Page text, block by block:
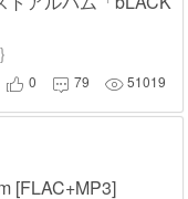
 0  79 51019
[FLAC+MP3]